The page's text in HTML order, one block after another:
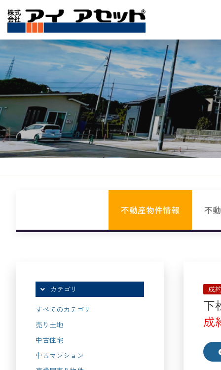
不動産物件情報 不
成
成
カテゴリ
すべてのカテゴリ
売り土地
中古住宅
中古マンション